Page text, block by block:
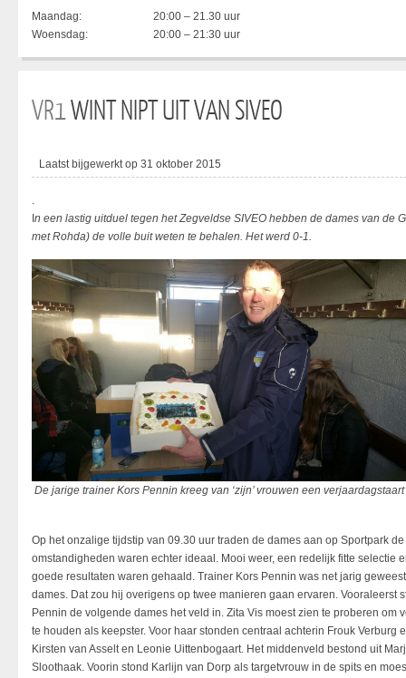
Maandag:
20:00 – 21.30 uur
Woensdag:
20:00 – 21:30 uur
VR1 WINT NIPT UIT VAN SIVEO
Laatst bijgewerkt op 31 oktober 2015
.
n een lastig uitduel tegen het Zegveldse SIVEO hebben de dames van de
met Rohda) de volle buit weten te behalen. Het werd 0-1.
De jarige trainer Kors Pennin kreeg van ‘zijn’ vrouwen een verjaardagstaart
Op het onzalige tijdstip van 09.30 uur traden de dames aan op Sportpark
omstandigheden waren echter ideaal. Mooi weer, een redelijk fitte selectie
goede resultaten waren gehaald. Trainer Kors Pennin was net jarig
dames. Dat zou hij overigens op twee manieren gaan ervaren. Vooraleerst
Pennin de volgende dames het veld in. Zita Vis moest zien te proberen om
te houden als keepster. Voor haar stonden centraal achterin Frouk Verburg
Kirsten van Asselt en Leonie Uittenbogaart. Het middenveld bestond uit
Sloothaak. Voorin stond Karlijn van Dorp als targetvrouw in de spits en